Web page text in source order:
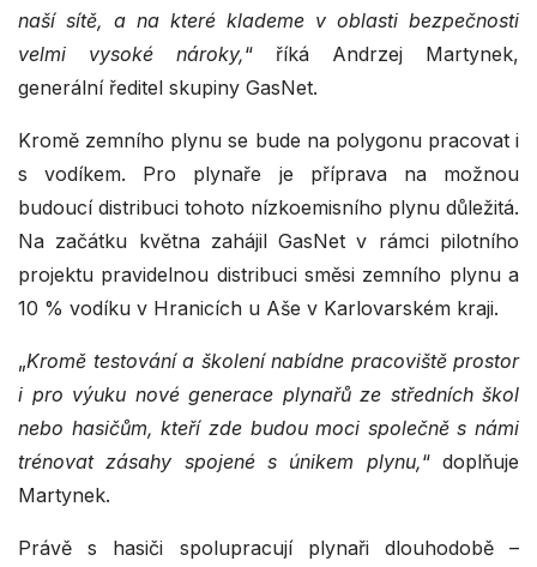
naší sítě, a na které klademe v oblasti bezpečnosti
velmi vysoké nároky,“ říká Andrzej Martynek,
generální ředitel skupiny GasNet.
Kromě zemního plynu se bude na polygonu pracovat i
s vodíkem. Pro plynaře je příprava na možnou
budoucí distribuci tohoto nízkoemisního plynu důležitá.
Na začátku května zahájil GasNet v rámci pilotního
projektu pravidelnou distribuci směsi zemního plynu a
10 % vodíku v Hranicích u Aše v Karlovarském kraji.
„Kromě testování a školení nabídne pracoviště prostor
i pro výuku nové generace plynařů ze středních škol
nebo hasičům, kteří zde budou moci společně s námi
trénovat zásahy spojené s únikem plynu,“ doplňuje
Martynek.
Právě s hasiči spolupracují plynaři dlouhodobě –